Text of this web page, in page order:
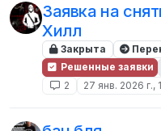
Заявка на
Хилл
Закрыта
Решенные заявки
2
27 янв. 2026 г.,